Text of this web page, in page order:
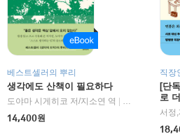
베스트셀러의 뿌리
생각에도 산책이 필요하다
도야마 시게히코 저/지소연 역
알에이치코리
14,400원
직장
[단
로